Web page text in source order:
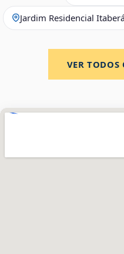
Jardim Residencial Itaberá
VER TODOS